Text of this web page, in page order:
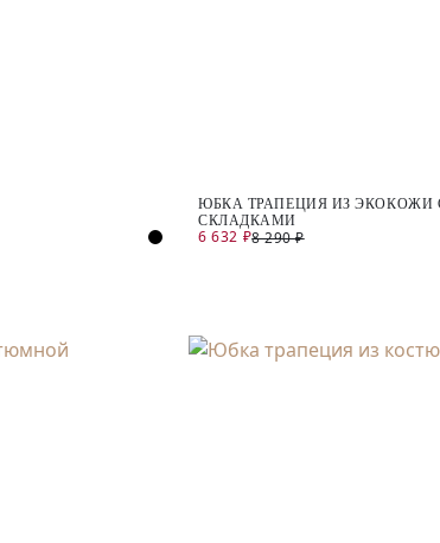
ЮБКА ТРАПЕЦИЯ ИЗ ЭКОКОЖИ
СКЛАДКАМИ
6 632 ₽8 290 ₽